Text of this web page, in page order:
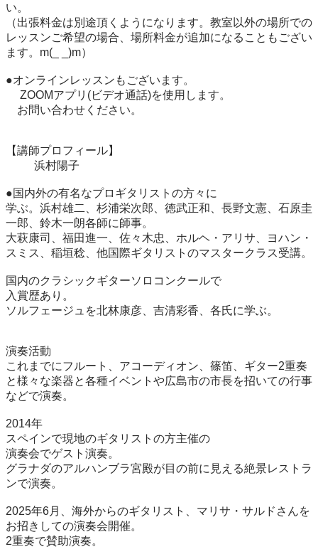
い。
（出張料金は別途頂くようになります。教室以外の場所での
レッスンご希望の場合、場所料金が追加になることもござい
ます。m(_ _)m）
●オンラインレッスンもございます。
お問い合わせください。
【講師プロフィール】
●国内外の有名なプロギタリストの方々に
学ぶ。浜村雄二、杉浦栄次郎、徳武正和、長野文憲、石原圭
一郎、鈴木一朗各師に師事。
大萩康司、福田進一、佐々木忠、ホルヘ・アリサ、ヨハン・
スミス、稲垣稔、他国際ギタリストのマスタークラス受講。
国内のクラシックギターソロコンクールで
入賞歴あり。
ソルフェージュを北林康彦、吉清彩香、各氏に学ぶ。
演奏活動
これまでにフルート、アコーディオン、篠笛、ギター2重奏
と様々な楽器と各種イベントや広島市の市長を招いての行事
などで演奏。
2014年
スペインで現地のギタリストの方主催の
演奏会でゲスト演奏。
グラナダのアルハンブラ宮殿が目の前に見える絶景レストラ
ンで演奏。
2025年6月、海外からのギタリスト、マリサ・サルドさんを
お招きしての演奏会開催。
2重奏で賛助演奏。